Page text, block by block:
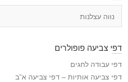
י
ה
צ
דפי צביעה פופולרים
דפי עבודה לחגים
דפי צביעה אותיות – דפי צביעה א”ב